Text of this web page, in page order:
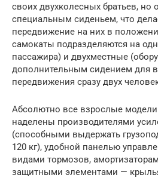
своих двухколесных братьев, но
специальным сиденьем, что
передвижение на них в
самокаты подразделяются на
пассажира) и двухместные
дополнительным сидением для
передвижения сразу двух
Абсолютно все взрослые модели
наделены производителями
(способными выдержать
120 кг), удобной панелью
видами тормозов,
защитными элементами —